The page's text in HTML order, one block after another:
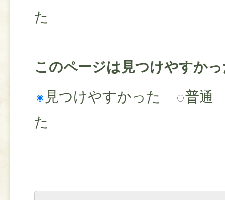
た
このページは見つけやすか
見つけやすかった
普通
た